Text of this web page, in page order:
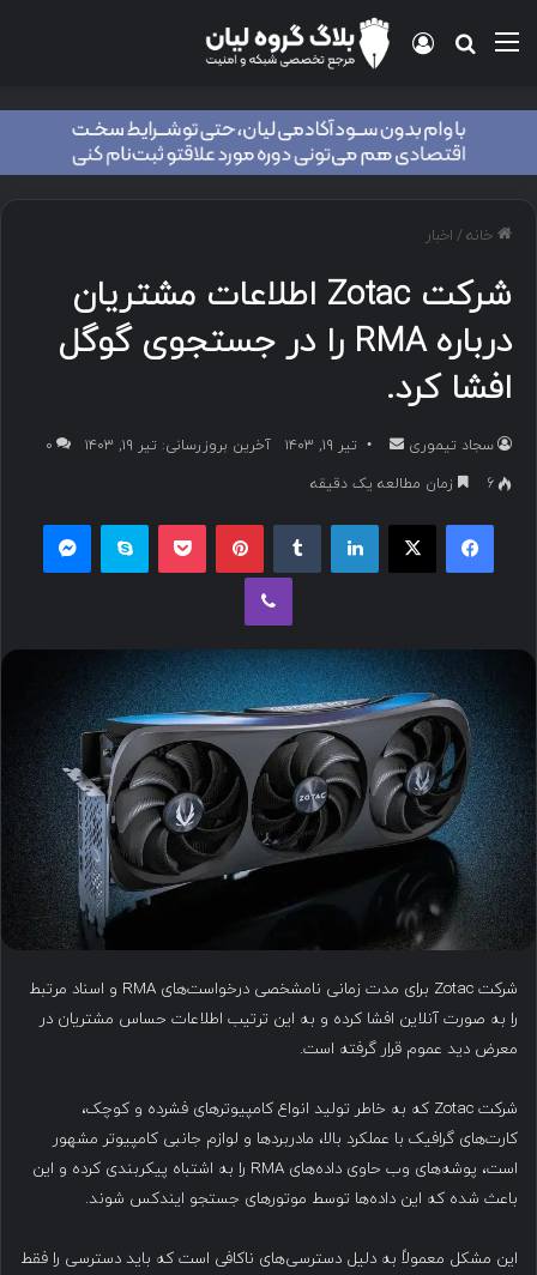
منو جستجو برای
ورود
خانه/ اخبار
شرکت Zotac اطلاعات مشتریان
درباره RMA را در جستجوی گوگل
افشا کرد.
سجاد تیموری
ا
ا
ی
م
ل
تیر ۱۹, ۱۴۰۳ آخرین بروزرسانی: تیر ۱۹, ۱۴۰۳
۰
6
زمان مطالعه یک دقیقه
فیسبوک ایکس لینکداین پینتریست پاکت اسکایپ
وایبر
شرکت Zotac برای مدت زمانی نامشخصی درخواست‌های RMA و اسناد مرتبط
را به صورت آنلاین افشا کرده و به این ترتیب اطلاعات حساس مشتریان در
معرض دید عموم قرار گرفته است.
شرکت Zotac که به خاطر تولید انواع کامپیوترهای فشرده و کوچک،
کارت‌های گرافیک با عملکرد بالا، مادربردها و لوازم جانبی کامپیوتر مشهور
است، پوشه‌های وب حاوی داده‌های RMA را به اشتباه پیکربندی کرده و این
باعث شده که این داده‌ها توسط موتورهای جستجو ایندکس شوند.
این مشکل معمولاً به دلیل دسترسی‌های ناکافی است که باید دسترسی را فقط